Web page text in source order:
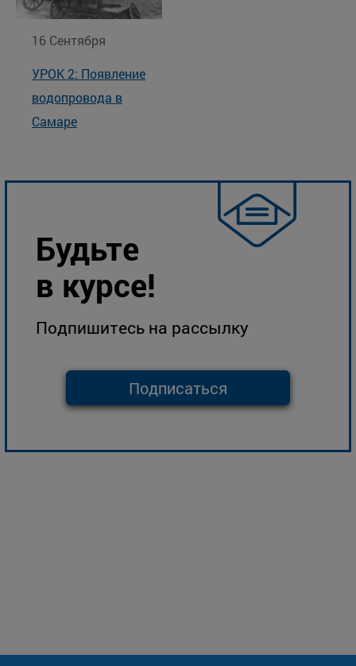
Будьте
в курсе!
Подпишитесь на рассылку
Подписаться
16 Сентября
УРОК 2: Появление
водопровода в
Самаре